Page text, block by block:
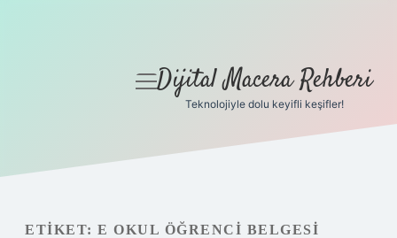
Gizlilik Politikası
menüyü
Dijital Macera Rehberi
Teknolojiyle dolu keyifli keşifler!
ETIKET: E OKUL ÖĞRENCI BELGESI